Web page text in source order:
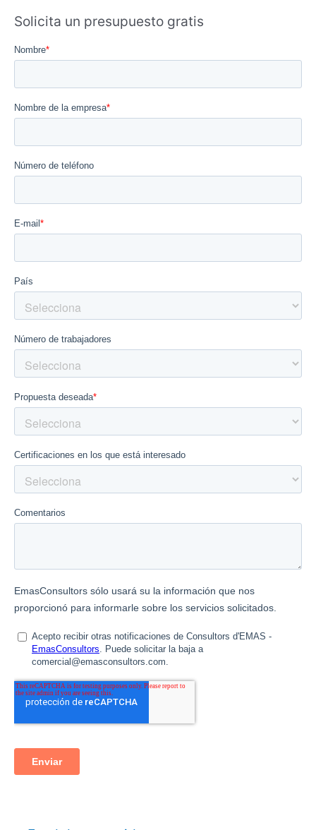
Solicita un presupuesto gratis